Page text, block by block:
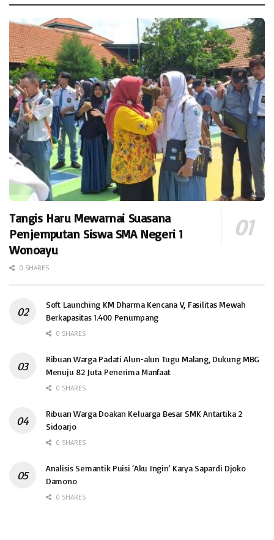
Tangis Haru Mewarnai Suasana
Penjemputan Siswa SMA Negeri 1
Wonoayu
0 SHARES
Soft Launching KM Dharma Kencana V, Fasilitas Mewah
Berkapasitas 1.400 Penumpang
0 SHARES
Ribuan Warga Padati Alun-alun Tugu Malang, Dukung MBG
Menuju 82 Juta Penerima Manfaat
0 SHARES
Ribuan Warga Doakan Keluarga Besar SMK Antartika 2
Sidoarjo
0 SHARES
Analisis Semantik Puisi ‘Aku Ingin’ Karya Sapardi Djoko
Damono
0 SHARES